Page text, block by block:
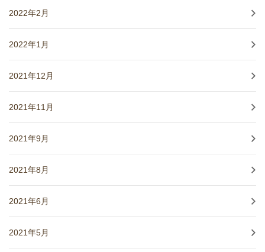
2022年2月
2022年1月
2021年12月
2021年11月
2021年9月
2021年8月
2021年6月
2021年5月